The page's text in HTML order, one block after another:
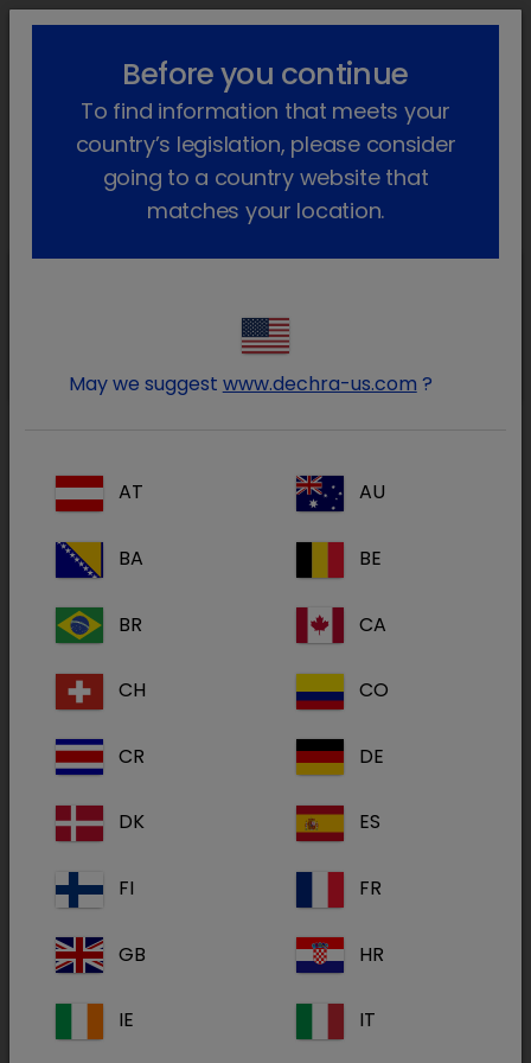
lock_outline search menu
Produtos
Farmacêutico
Cães e gatos
Só com receita veterinária
Cardisure
Voltar atrás
Cardisure
Pimobendan 3.5 mg/ml em
solução oral para cães
Cardisure
Pimobendan 1,25 mg em
comprimidos para cães
Cardisure
Pimobendan 10 mg em
Cardisure
Pimobendan 2,5 mg em
comprimidos para cães
Cardisure
Pimobendan 5 mg em
Before you continue
To find information that meets your
country’s legislation, please consider
going to a country website that
matches your location.
May we suggest www.dechra-us.com ?
AT AU
BA BE
BR CA
CH CO
CR DE
DK ES
FI FR
GB HR
IE IT